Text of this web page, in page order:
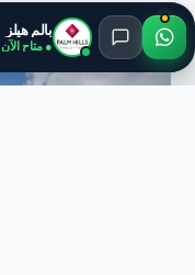
بالم هيلز
● متاح الآن